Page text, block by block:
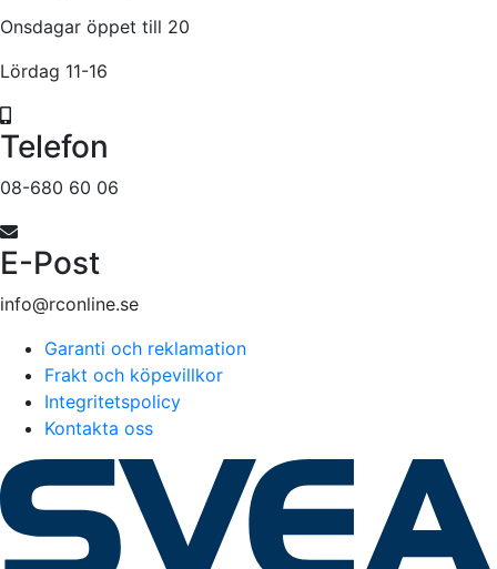
Onsdagar öppet till 20
Lördag 11-16
Telefon
08-680 60 06
E-Post
info@rconline.se
Garanti och reklamation
Frakt och köpevillkor
Integritetspolicy
Kontakta oss